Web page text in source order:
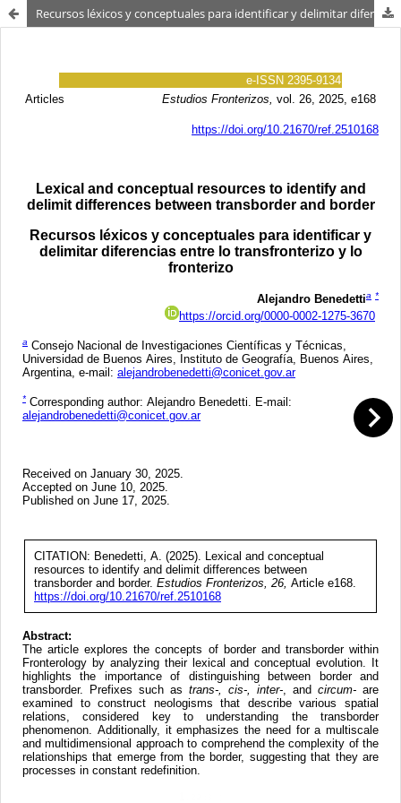
Recursos léxicos y conceptuales para identificar y delimitar diferencias entre lo transfronterizo y lo fronterizo